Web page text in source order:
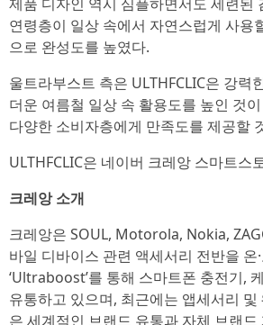
연령층이 일상 속에서 자연스럽게 사
으로 완성도를 높였다.
울트라부스트 측은 ULTHFCLIC은 강
더운 여름철 일상 속 활용도를 높인 것
다양한 소비자층에게 만족도를 제공할
ULTHFCLIC은 네이버 크레앙 스마트
크레앙 소개
크레앙은 SOUL, Motorola, Nokia,
바일 디바이스 관련 액세서리 전반을 온
‘Ultraboost’를 통해 스마트폰 충전기,
유통하고 있으며, 최근에는 앱세서리
은 세계적인 브랜드 유통과 자체 브랜